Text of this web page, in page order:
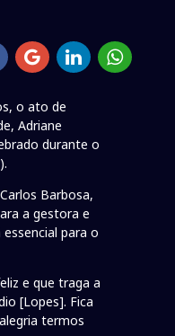
o ato de
Adriane
durante o
Barbosa,
a gestora e
para o
e que traga a
[Lopes]. Fica
termos